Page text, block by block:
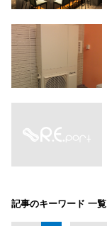
記事のキーワード 一覧